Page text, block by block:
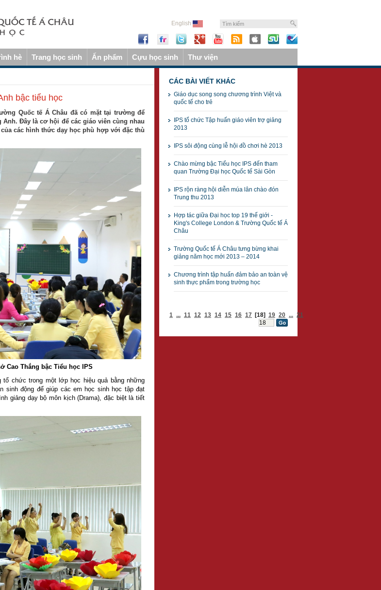
English
hè Trang học sinh Ấn phẩm Cựu học sinh Thư viện
bậc tiểu học
Quốc tế Á Châu đã có mặt tại trường để
Đây là cơ hội để các giáo viên cùng nhau
các hình thức dạy học phù hợp với đặc thù
Cao Thắng bậc Tiểu học IPS
chức trong một lớp học hiệu quả bằng những
sinh động để giúp các em học sinh học tập đạt
giảng dạy bộ môn kịch (Drama), đặc biệt là tiết
CÁC BÀI VIẾT KHÁC
Giáo dục song song chương trình Việt và
quốc tế cho trẻ
IPS tổ chức Tập huấn giáo viên trợ giảng
2013
IPS sôi động cùng lễ hội đồ chơi hè 2013
Chào mừng bậc Tiểu học IPS đến tham
quan Trường Đại học Quốc tế Sài Gòn
IPS rộn ràng hội diễn múa lân chào đón
Trung thu 2013
Hợp tác giữa Đại học top 19 thế giới -
King's College London & Trường Quốc tế Á
Châu
Trường Quốc tế Á Châu tưng bừng khai
giảng năm học mới 2013 – 2014
Chương trình tập huấn đảm bảo an toàn vệ
sinh thực phẩm trong trường học
1 ... 11 12 13 14 15 16 17 [18] 19 20 ... 21